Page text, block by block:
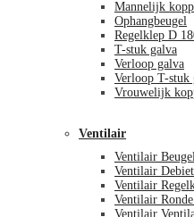
Mannelijk
Ophangbeugel
Regelklep D
T-stuk galva
Verloop galva
Verloop T-stuk
Vrouwelijk
Ventilair
Ventilair
Ventilair
Ventilair
Ventilair
Ventilair